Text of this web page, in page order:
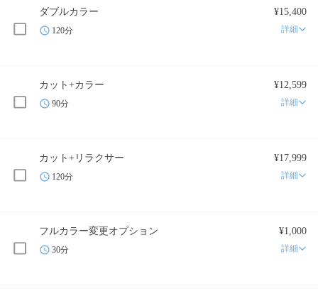
ダブルカラー ¥15,400
120分 詳細
カット+カラー ¥12,599
90分 詳細
カット+リラクサー ¥17,999
120分 詳細
フルカラー変更オプション ¥1,000
30分 詳細